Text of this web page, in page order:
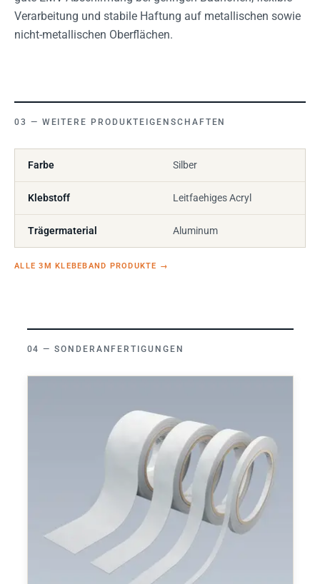
Verarbeitung und stabile Haftung auf metallischen sowie
nicht-metallischen Oberflächen.
WEITERE PRODUKTEIGENSCHAFTEN
Farbe Silber
Klebstoff Leitfaehiges Acryl
Trägermaterial Aluminum
ALLE 3M KLEBEBAND PRODUKTE →
SONDERANFERTIGUNGEN